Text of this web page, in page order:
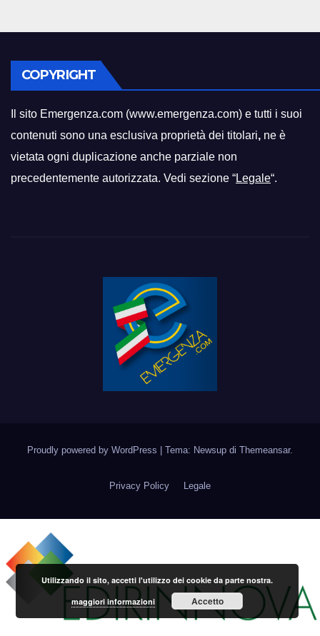
COPYRIGHT
Il sito Emergenza.com (www.emergenza.com) e tutti i suoi
contenuti sono una esclusiva proprietà dei titolari, ne è
vietata ogni duplicazione anche parziale non
precedentemente autorizzata. Vedi sezione “Legale“.
Proudly powered by WordPress Tema: Newsup di Themeansar.
Privacy Policy Legale
Utilizzando il sito, accetti l'utilizzo dei cookie da parte nostra.
maggiori informazioni
Accetto